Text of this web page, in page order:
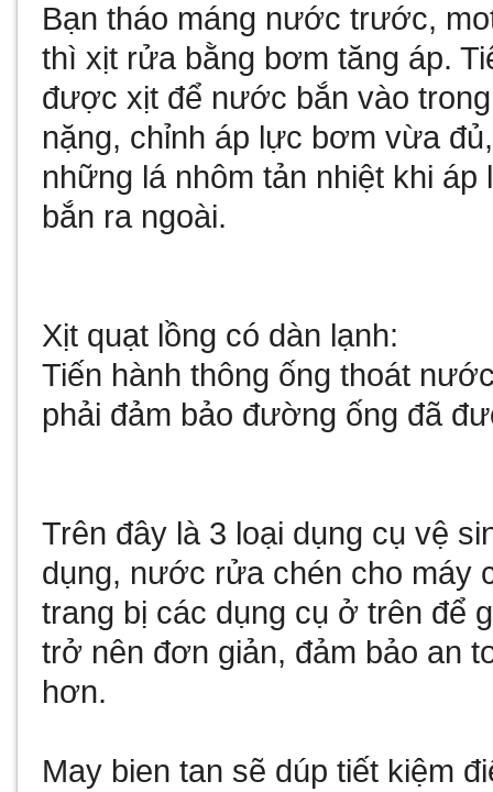
Bạn tháo máng nước trước,
thì xịt rửa bằng bơm tăng áp.
được xịt để nước bắn vào
nặng, chỉnh áp lực bơm vừa
những lá nhôm tản nhiệt khi
bắn ra ngoài.
Xịt quạt lồng có dàn lạnh:
Tiến hành thông ống thoát
phải đảm bảo đường ống đã
Trên đây là 3 loại dụng cụ vệ
dụng, nước rửa chén cho máy
trang bị các dụng cụ ở trên để
trở nên đơn giản, đảm bảo an
hơn.
May bien tan sẽ dúp tiết kiệm